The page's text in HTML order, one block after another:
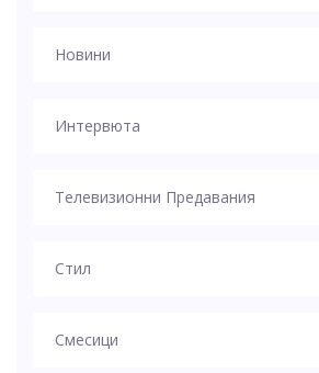
Новини
Интервюта
Телевизионни Предавания
Стил
Смесици